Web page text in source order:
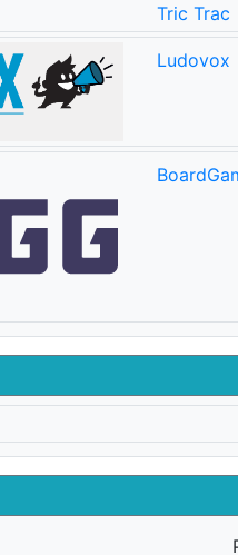
Tric Trac
Ludovox